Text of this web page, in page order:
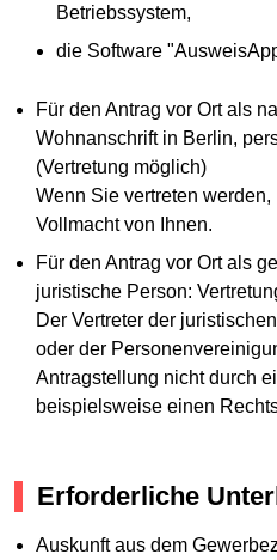
Betriebssystem,
die Software
Für den Antrag vor Ort als
Wohnanschrift in Berlin,
(Vertretung möglich)
Wenn Sie vertreten
Vollmacht von Ihnen.
Für den Antrag vor Ort als
juristische Person:
Der Vertreter der
oder der
Antragstellung nicht durch
beispielsweise einen
Erforderliche
Auskunft aus dem